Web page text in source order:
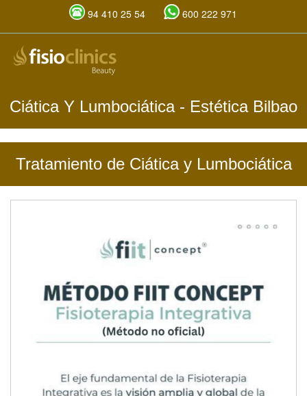
Pasar
principal
94 410 25 54 600 222 971
Ciática Y Lumbociática- Estética Bilbao
Tratamiento de Ciática y Lumbociática